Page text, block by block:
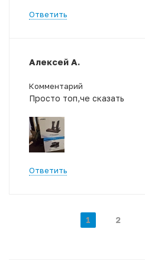
Ответить
Алексей А.
Комментарий
Просто топ,че сказать
Ответить
1 2